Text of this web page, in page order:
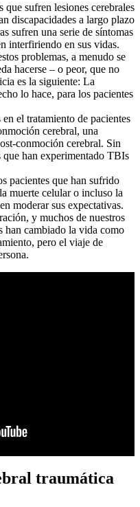
sufren lesiones cerebrales
discapacidades a largo plazo
sufren una serie de síntomas
interfiriendo en sus vidas.
problemas, a menudo se
hacerse – o peor, que no
es la siguiente: La
lo hace, para los pacientes
el tratamiento de pacientes
cerebral, una
conmoción cerebral. Sin
que han experimentado TBIs
pacientes que han sufrido
muerte celular o incluso la
moderar sus expectativas.
y muchos de nuestros
han cambiado la vida como
pero el viaje de
traumática